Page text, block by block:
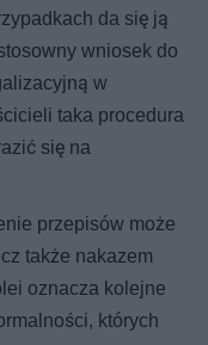
da się ją
wniosek do
w
taka procedura
się na
przepisów może
także nakazem
oznacza kolejne
których